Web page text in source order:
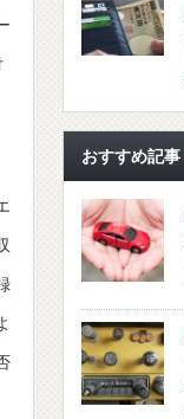
おすすめ記事